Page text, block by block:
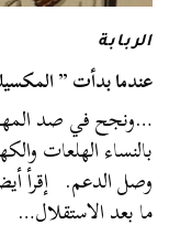
الربابة
عندما بدأت ”
…ونجح في صد
بالنساء الهلعات
وصل الدعم. إقرأ
ما بعد الاستقلال…